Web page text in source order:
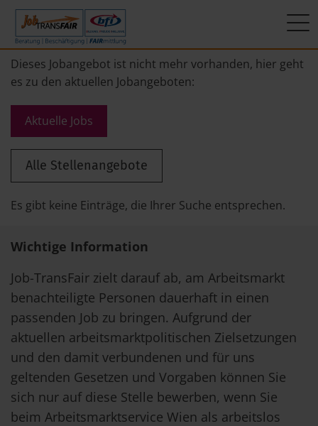
Dieses Jobangebot ist nicht mehr vorhanden, hier geht
es zu den aktuellen Jobangeboten:
Aktuelle Jobs
Alle Stellenangebote
Es gibt keine Einträge, die Ihrer Suche entsprechen.
Wichtige Information
Job-TransFair zielt darauf ab, am Arbeitsmarkt
benachteiligte Personen dauerhaft in einen
passenden Job zu bringen. Aufgrund der
aktuellen arbeitsmarktpolitischen Zielsetzungen
und den damit verbundenen und für uns
geltenden Gesetzen und Vorgaben können Sie
sich nur auf diese Stelle bewerben, wenn Sie
beim Arbeitsmarktservice Wien als arbeitslos
Mein Weg zum Job
Beschäftigung
FAIRmittlung
ÜBER UNS
KI-Manifest
Ergebnisse
Geschichte
News
Newsletter
Standorte
Interner Bereich
JobImpuls
Zeiterfassung